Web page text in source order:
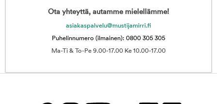
Ota yhteyttä, autamme mielellämme!
asiakaspalvelu@mustijamirri.fi
Puhelinnumero (ilmainen): 0800 305 305
Ma-Ti & To-Pe 9.00-17.00 Ke 10.00-17.00